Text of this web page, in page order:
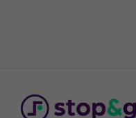
contenuto